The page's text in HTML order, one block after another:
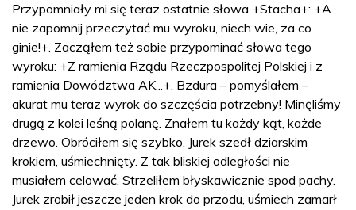
Przypomniały mi się teraz ostatnie słowa +Stacha+: +A
nie zapomnij przeczytać mu wyroku, niech wie, za co
ginie!+. Zacząłem też sobie przypominać słowa tego
wyroku: +Z ramienia Rządu Rzeczpospolitej Polskiej i z
ramienia Dowództwa AK...+. Bzdura – pomyślałem –
akurat mu teraz wyrok do szczęścia potrzebny! Minęliśmy
drugą z kolei leśną polanę. Znałem tu każdy kąt, każde
drzewo. Obróciłem się szybko. Jurek szedł dziarskim
krokiem, uśmiechnięty. Z tak bliskiej odległości nie
musiałem celować. Strzeliłem błyskawicznie spod pachy.
Jurek zrobił jeszcze jeden krok do przodu, uśmiech zamarł